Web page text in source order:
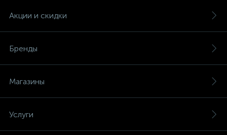
Акции и скидки
Бренды
Магазины
Услуги